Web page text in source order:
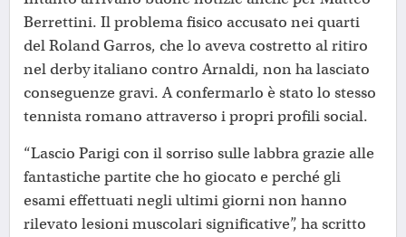
Berrettini. Il problema fisico accusato nei quarti
del Roland Garros, che lo aveva costretto al ritiro
nel derby italiano contro Arnaldi, non ha lasciato
conseguenze gravi. A confermarlo è stato lo stesso
tennista romano attraverso i propri profili social.
“Lascio Parigi con il sorriso sulle labbra grazie alle
fantastiche partite che ho giocato e perché gli
esami effettuati negli ultimi giorni non hanno
rilevato lesioni muscolari significative”, ha scritto